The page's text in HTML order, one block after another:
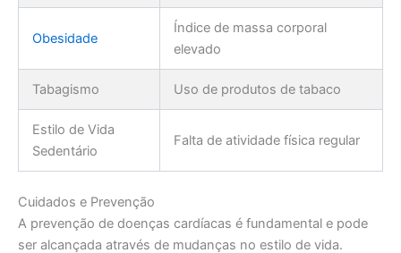
Obesidade
Índice de massa corporal
elevado
Tabagismo Uso de produtos de tabaco
Estilo de Vida
Sedentário
Falta de atividade física regular
Cuidados e Prevenção
A prevenção de doenças cardíacas é fundamental e pode
ser alcançada através de mudanças no estilo de vida.